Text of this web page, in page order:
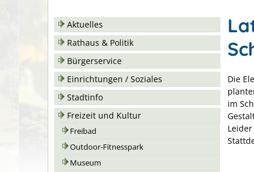
Aktuelles
Rathaus & Politik
Bürgerservice
Einrichtungen / Soziales
Stadtinfo
Freizeit und Kultur
Freibad
Outdoor-Fitnesspark
Museum
Die
im